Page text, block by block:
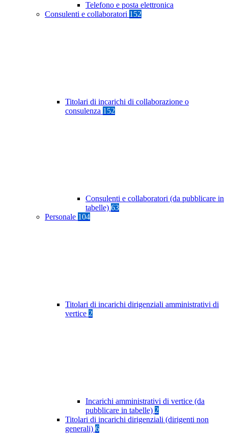
Telefono e posta elettronica
Consulenti e collaboratori 152
Titolari di incarichi di collaborazione o
consulenza 152
Consulenti e collaboratori (da pubblicare in
tabelle) 63
Personale 104
Titolari di incarichi dirigenziali amministrativi di
vertice 2
Incarichi amministrativi di vertice (da
pubblicare in tabelle) 2
Titolari di incarichi dirigenziali (dirigenti non
generali) 6